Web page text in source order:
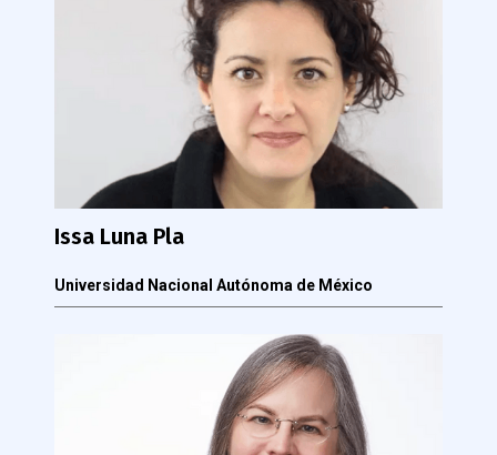
Issa Luna Pla
Universidad Nacional Autónoma de México